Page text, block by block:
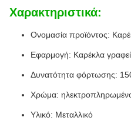
Χαρακτηριστικά:
Ονομασία προϊόντος:
Εφαρμογή: Καρέκλα
Δυνατότητα φόρτωσης:
Χρώμα:
Υλικό: Μεταλλικό